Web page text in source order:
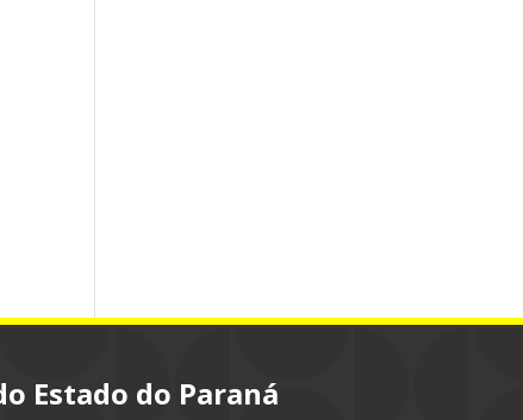
Estado do Paraná